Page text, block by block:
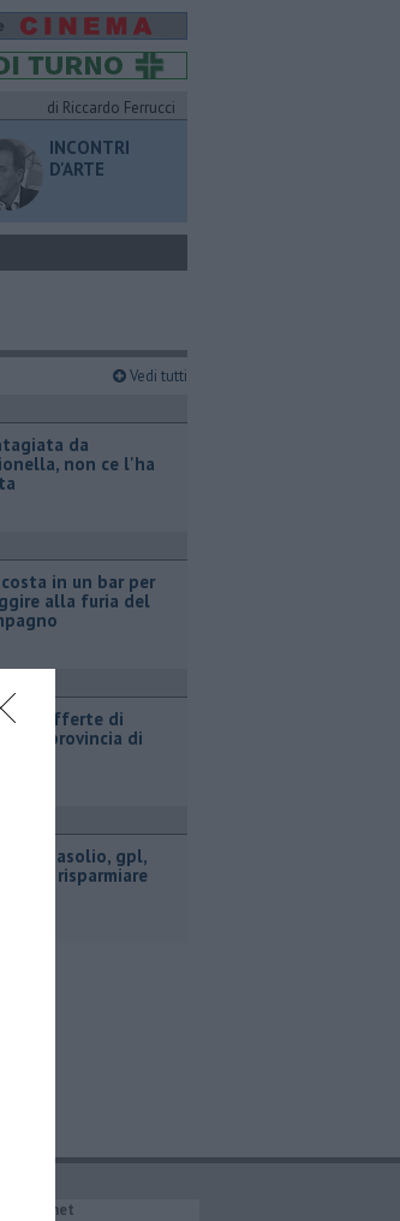
di Riccardo Ferrucci
INCONTRI
D'ARTE
Vedi tutti
da
non ce l'ha
in un bar per
alla furia del
le offerte di
in provincia di
gasolio, gpl,
dove risparmiare